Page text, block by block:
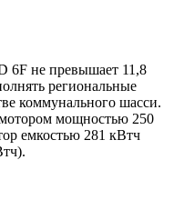
6F не превышает 11,8
региональные
коммунального шасси.
мощностью 250
емкостью 281 кВтч